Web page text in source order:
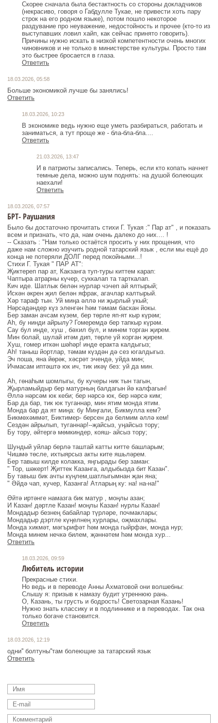
Скорее сначала была бестактность со стороны докладчиков
(некрасиво, говоря о Габдулле Тукае, не привести хоть пару
строк на его родном языке), потом пошло некоторое
раздувание про неуважение, недостойность и прочее (кто-то из
выступавших ловил хайп, как сейчас принято говорить).
Причины нужно искать в низкой компетентности очень многих
чиновников и не только в министерстве культуры. Просто там
это быстрее бросается в глаза.
Ответить
18.03.2026, 05:58
Больше экономикой лучше бы занялись!
Ответить
18.03.2026, 10:23
В экономике ведь нужно еще уметь разбираться, работать и
заниматься, а тут проще же - бла-бла-бла....
Ответить
21.03.2026, 13:47
И в патриоты записались. Теперь, если кто копать начнет
темные дела, можно шум поднять: на душой болеющих
наехали!
Ответить
18.03.2026, 07:57
БРТ- Раушания
Было бы достаточно прочитать стихи Г. Тукая :" Пар ат" , и показать
всем и признать, что да, нам очень далеко до них.... !
-- Сказать : "Нам только остаётся просить у них прощения, что
даже нам сложно изучить родной татарский язык , если мы ещё до
конца не потеряли ДОЛГ перед покойными...!
Стихи Г. Тукая " ПАР АТ":
Җиктереп пар ат, Какзанга туп-туры киттем карап:
Чаптыра атрарны күчер, суккалап та тарткалап.
Кич иде. Шатлык белән нурлар чэчеп ай ялтырый;
Искән әкрен җил белән яфрак, агачлар калтырый.
Хәр тараф тын. Уй миңа әллә ни җырлый укый;
Нәрсәдәндер күз эленгән һәм тәмам баскан йокы.
Бер заман ачсам күзем, бер төрле яп-ят кыр күрәм;
Аһ, бу нинди айрылу? Гомеремдә бер тапкыр күрәм.
Сау бул инде, хуш , бәхил бул, и минем торган җирем.
Мин болай, шулай итәм дип, төрле уй корган җирем.
Хуш, гомер иткән шәһәр! инде еракта калдыгыз;
Аһ! таныш йортлар, тәмам күздән дә сез югалдыгыз.
Эч поша, яна йөрәк, хәсрәт эчендә, уйда мин;
Ичмасам иптәштә юк ич, тик икәү без: уй да мин.
Аһ, гөнаһым шомлыгы, бу кучеры ник тын тагын,
Җырламыйдыр бер матурның балдагын йә калфагын!
Әллә нәрсәм юк кеби; бер нәрсә юк, бер нәрсә ким;
Бар да бар, тик юк туганнар, мин ятим монда ятим.
Монда бар да ят миңа: бу Миңгали, Бикмулла кем?
Бикмөхәммәт, Биктимер- берсен дә белмим әллә кем!
Сездән айрылып, туганнар!--җайсыз, уңайсыз тору;
Бу тору, әйтергә мөмкиндер, кояш- айсыз тору;
Шундый уйлар берлә таштай катты китте башларым;
Чишмә төсле, ихтыярсыз акты ките яшьләрем.
Бер тавыш килде колакка, яңгырады бер заман:
" Тор, шәкерт! Җиттек Казанга, алдыбызда бит Казан".
Бу тавыш бик ачты күңлем,шатлыгымнан җан яна;
" Әйдә чап, кучер, Казанга! Атларың ку: на! на-на!"
Әйтә иртәнге намазга бик матур , моңлы азан;
И Казан! дәртле Казан! моңлы Казан! нурлы Казан!
Мондадыр безнең бабайлар түрләре, почмаклары;
Мондадыр дэртле күңелнең хурлары, оҗмахлары.
Монда хикмәт, мәгърифәт һәм монда гыйрфан, монда нур;
Ответить
18.03.2026, 09:59
Любитель истории
Прекрасные стихи.
Но ведь и в переводе Анны Ахматовой они волшебны:
Слышу я: призыв к намазу будит утреннюю рань.
О, Казань, ты грусть и бодрость! Светозарная Казань!
Нужно знать классику и в подлиннике и в переводах. Так она
только богаче становится.
Ответить
18.03.2026, 12:19
одни'' болтуны''там болеющие за татарский язык
Ответить